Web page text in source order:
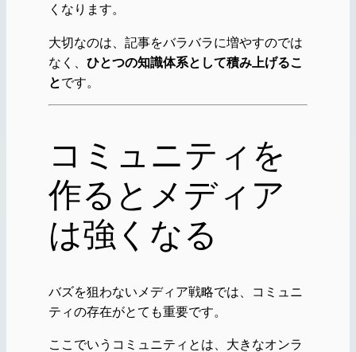
くなります。
大切なのは、記事をバラバラに増やすのでは
なく、 ひとつの知識体系として積み上げるこ
とです。
コミュニティを
作るとメディア
は強くなる
バズを狙わないメディア戦略では、コミュニ
ティの存在がとても重要です。
ここでいうコミュニティとは、大きなオンラ